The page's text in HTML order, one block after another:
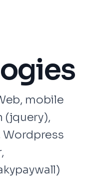
mobile
(jquery),
Wordpress